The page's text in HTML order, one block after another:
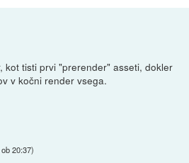
kot tisti prvi "prerender" asseti, dokler
v kočni render vsega.
20:37)